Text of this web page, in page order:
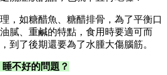
，如糖醋魚、糖醋排骨，為了平衡口
膩、重鹹的特點，食用時要適可而
到了後期還要為了水腫大傷腦筋。
不好的問題？